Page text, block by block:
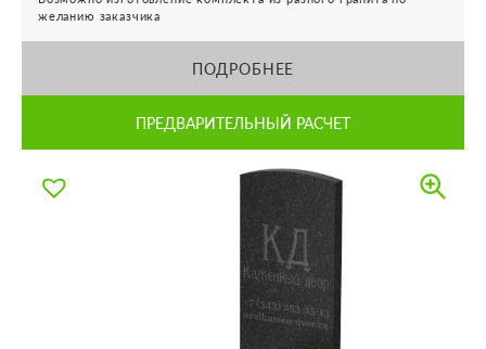
желанию заказчика
ПОДРОБНЕЕ
ПРЕДВАРИТЕЛЬНЫЙ РАСЧЕТ